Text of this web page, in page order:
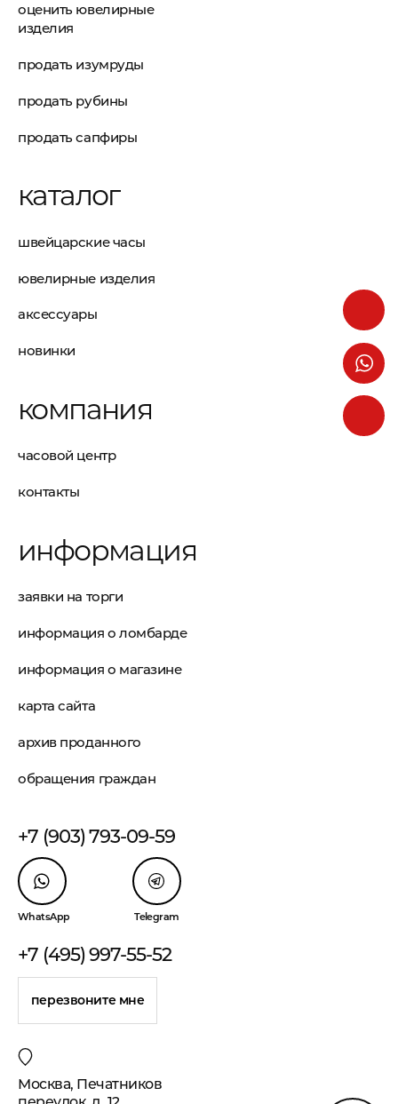
оценить ювелирные
изделия
продать изумруды
продать рубины
продать сапфиры
каталог
швейцарские часы
ювелирные изделия
аксессуары
новинки
компания
часовой центр
контакты
информация
заявки на торги
информация о ломбарде
информация о магазине
карта сайта
архив проданного
обращения граждан
+7 (903) 793-09-59
WhatsApp Telegram
+7 (495) 997-55-52
перезвоните мне
Москва, Печатников